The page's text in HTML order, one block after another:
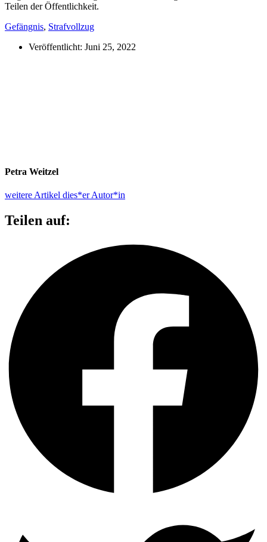
Teilen der Öffentlichkeit.
Gefängnis, Strafvollzug
Veröffentlicht: Juni 25, 2022
Petra Weitzel
weitere Artikel dies*er Autor*in
Teilen auf: